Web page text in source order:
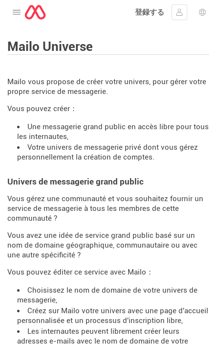
メニューを開く
登録する
ｻｲﾝｲﾝする言語
Mailo Universe
Mailo vous propose de créer votre univers, pour gérer votre
propre service de messagerie.
Vous pouvez créer：
Une messagerie grand public en accès libre pour tous
les internautes,
Votre univers de messagerie privé dont vous gérez
personnellement la création de comptes.
Univers de messagerie grand public
Vous gérez une communauté et vous souhaitez fournir un
service de messagerie à tous les membres de cette
communauté ?
Vous avez une idée de service grand public basé sur un
nom de domaine géographique, communautaire ou avec
une autre spécificité ?
Vous pouvez éditer ce service avec Mailo：
Choisissez le nom de domaine de votre univers de
messagerie,
Créez sur Mailo votre univers avec une page d'accueil
personnalisée et un processus d'inscription libre,
Les internautes peuvent librement créer leurs
adresses e-mails avec le nom de domaine de votre